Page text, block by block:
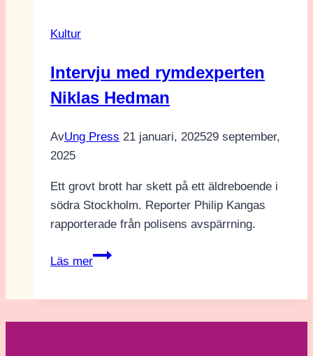
Kultur
Intervju med rymdexperten
Niklas Hedman
AvUng Press 21 januari, 202529 september,
2025
Ett grovt brott har skett på ett äldreboende i
södra Stockholm. Reporter Philip Kangas
rapporterade från polisens avspärrning.
Läs mer
Intervju